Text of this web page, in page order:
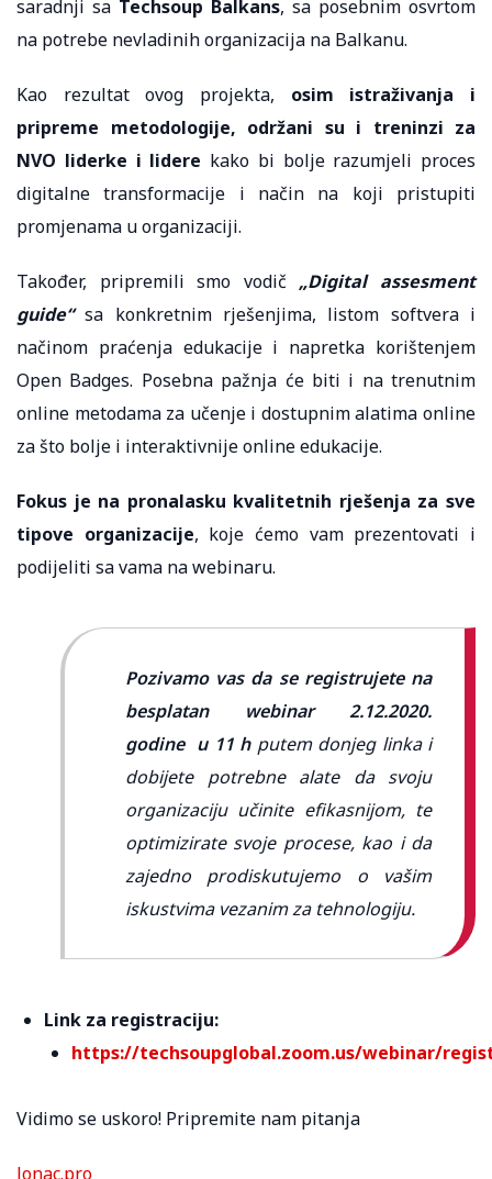
saradnji sa Techsoup Balkans, sa posebnim osvrtom
na potrebe nevladinih organizacija na Balkanu.
Kao rezultat ovog projekta, osim istraživanja i
pripreme metodologije, održani su i treninzi za
NVO liderke i lidere kako bi bolje razumjeli proces
digitalne transformacije i način na koji pristupiti
promjenama u organizaciji.
Također, pripremili smo vodič „Digital assesment
guide“sa konkretnim rješenjima, listom softvera i
načinom praćenja edukacije i napretka korištenjem
Open Badges. Posebna pažnja će biti i na trenutnim
online metodama za učenje i dostupnim alatima online
za što bolje i interaktivnije online edukacije.
Fokus je na pronalasku kvalitetnih rješenja za sve
tipove organizacije, koje ćemo vam prezentovati i
podijeliti sa vama na webinaru.
Pozivamo vas da se registrujete na
besplatan webinar 2.12.2020.
godine u 11 h putem donjeg linka i
dobijete potrebne alate da svoju
organizaciju učinite efikasnijom, te
optimizirate svoje procese, kao i da
zajedno prodiskutujemo o vašim
iskustvima vezanim za tehnologiju.
Link za registraciju:
https://techsoupglobal.zoom.us/webinar/
Vidimo se uskoro! Pripremite nam pitanja
lonac.pro